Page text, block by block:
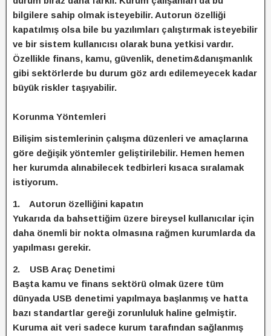
bilgilere sahip olmak isteyebilir. Autorun özelliği
kapatılmış olsa bile bu yazılımları çalıştırmak isteyebilir
ve bir sistem kullanıcısı olarak buna yetkisi vardır.
Özellikle finans, kamu, güvenlik, denetim&danışmanlık
gibi sektörlerde bu durum göz ardı edilemeyecek kadar
büyük riskler taşıyabilir.
Korunma Yöntemleri
Bilişim sistemlerinin çalışma düzenleri ve amaçlarına
göre değişik yöntemler geliştirilebilir. Hemen hemen
her kurumda alınabilecek tedbirleri kısaca sıralamak
istiyorum.
1. Autorun özelliğini kapatın
Yukarıda da bahsettiğim üzere bireysel kullanıcılar için
daha önemli bir nokta olmasına rağmen kurumlarda da
yapılması gerekir.
2. USB Araç Denetimi
Başta kamu ve finans sektörü olmak üzere tüm
dünyada USB denetimi yapılmaya başlanmış ve hatta
bazı standartlar gereği zorunluluk haline gelmiştir.
Kuruma ait veri sadece kurum tarafından sağlanmış